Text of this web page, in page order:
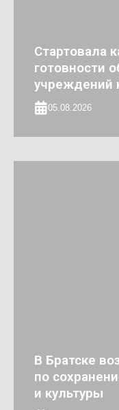
Стартовала
готовности
учреждений
05.08.2026
В Братске
по
и культуры